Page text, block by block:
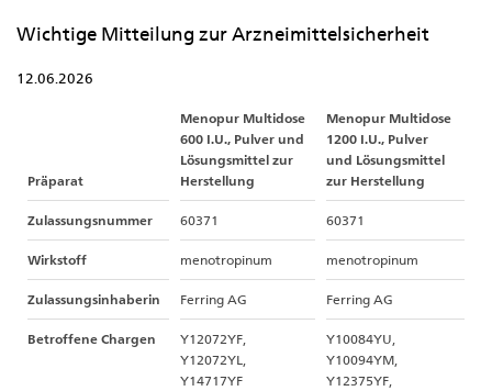
Wichtige Mitteilung zur Arzneimittelsicherheit
12.06.2026
Präparat
Menopur Multidose
600 I.U., Pulver und
Lösungsmittel zur
Herstellung
Menopur Multidose
1200 I.U., Pulver
und Lösungsmittel
zur Herstellung
Zulassungsnummer 60371 60371
Wirkstoff menotropinum menotropinum
Zulassungsinhaberin Ferring AG Ferring AG
Betroffene Chargen
Y12072YF,
Y12072YL,
Y14717YF
Y10084YU,
Y10094YM,
Y12375YF,